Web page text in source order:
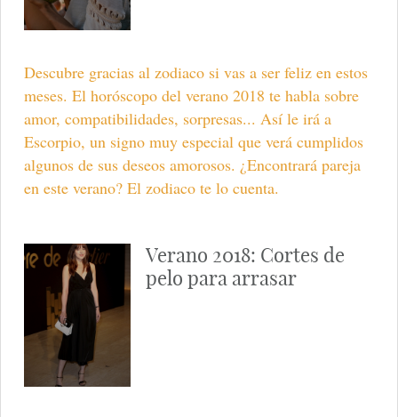
Descubre gracias al zodiaco si vas a ser feliz en estos
meses. El horóscopo del verano 2018 te habla sobre
amor, compatibilidades, sorpresas... Así le irá a
Escorpio, un signo muy especial que verá cumplidos
algunos de sus deseos amorosos. ¿Encontrará pareja
en este verano? El zodiaco te lo cuenta.
Verano 2018: Cortes de
pelo para arrasar